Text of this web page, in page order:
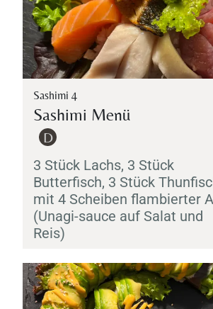
Sashimi 4
Sashimi Menü
D
3 Stück Lachs, 3 Stück
Butterfisch, 3 Stück
mit 4 Scheiben flambierter
(Unagi-sauce auf Salat und
Reis)